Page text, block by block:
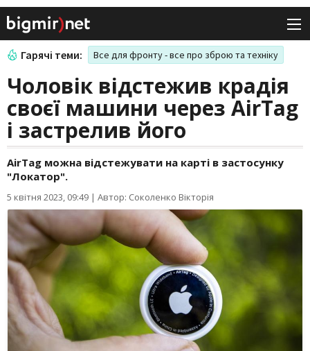
Гарячі теми: Все для фронту - все про зброю та техніку
Чоловік відстежив крадія
своєї машини через AirTag
і застрелив його
AirTag можна відстежувати на карті в застосунку
"Локатор".
5 квітня 2023, 09:49 | Автор: Соколенко Вікторія